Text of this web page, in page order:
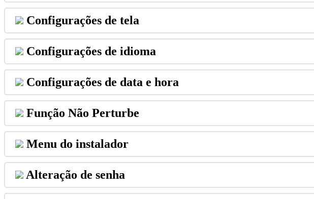
Configurações de tela
Configurações de idioma
Configurações de data e hora
Função Não Perturbe
Menu do instalador
Alteração de senha